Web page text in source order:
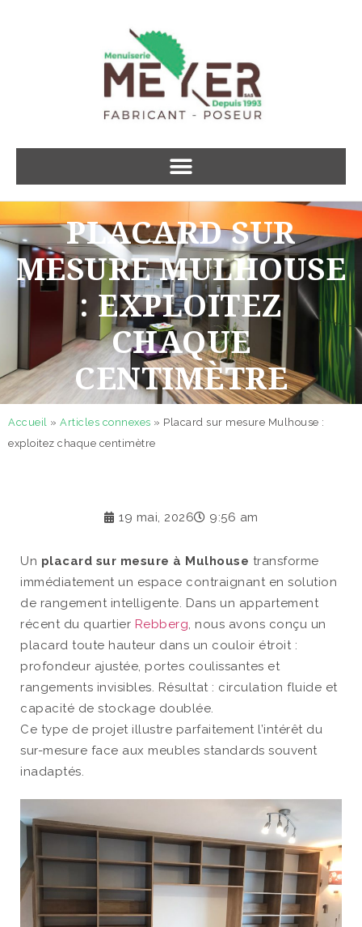
PLACARD SUR
MESURE MULHOUSE
: EXPLOITEZ
CHAQUE
CENTIMÈTRE
Accueil » Articles connexes » Placard sur mesure Mulhouse :
exploitez chaque centimètre
19 mai, 2026 9:56 am
Un placard sur mesure à Mulhouse transforme
immédiatement un espace contraignant en solution
de rangement intelligente. Dans un appartement
récent du quartier Rebberg, nous avons conçu un
placard toute hauteur dans un couloir étroit :
profondeur ajustée, portes coulissantes et
rangements invisibles. Résultat : circulation fluide et
capacité de stockage doublée.
Ce type de projet illustre parfaitement l’intérêt du
sur-mesure face aux meubles standards souvent
inadaptés.